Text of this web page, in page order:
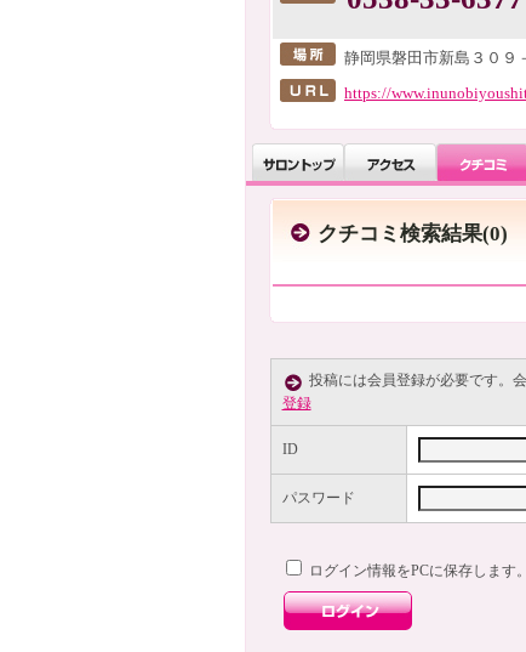
静岡県磐田市新島３０９
https://
クチコミ検索結果(0)
投稿には会員登録が必要です。
登録
ID
パスワード
ログイン情報をPCに保存します